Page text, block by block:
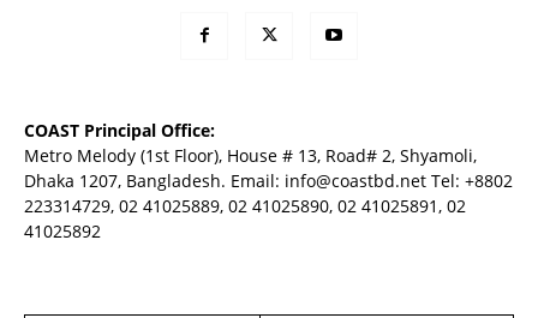
COAST Principal Office:
Metro Melody (1st Floor), House # 13, Road# 2, Shyamoli,
Dhaka 1207, Bangladesh. Email: info@coastbd.net Tel: +8802
223314729, 02 41025889, 02 41025890, 02 41025891, 02
41025892